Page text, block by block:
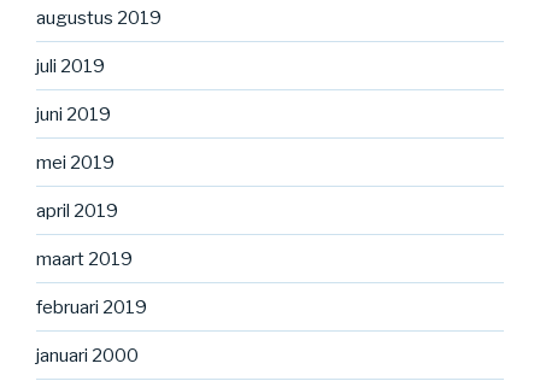
augustus 2019
juli 2019
juni 2019
mei 2019
april 2019
maart 2019
februari 2019
januari 2000